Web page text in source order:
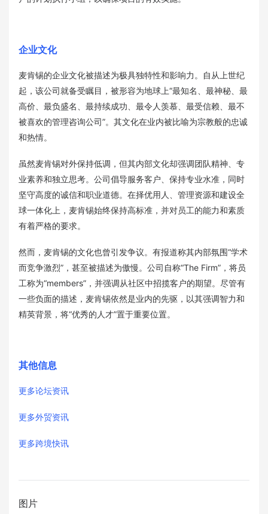
企业文化
麦肯锡的企业文化被描述为极具独特性和影响力。自从上世纪
起，该公司就备受瞩目，被形容为地球上“最知名、最神秘、最
高价、最负盛名、最持续成功、最令人羡慕、最受信赖、最不
被喜欢的管理咨询公司”。其文化在业内被比喻为宗教般的忠诚
和热情。
虽然麦肯锡对外保持低调，但其内部文化却强调团队精神、专
业素养和独立思考。公司倡导服务客户、保持专业水准，同时
坚守高度的诚信和职业道德。在择优用人、管理资源和建设全
球一体化上，麦肯锡始终保持高标准，并对员工的能力和素质
有着严格的要求。
然而，麦肯锡的文化也曾引发争议。有报道称其内部氛围“学术
而竞争激烈”，甚至被描述为傲慢。公司自称“The Firm”，将员
工称为“members”，并强调从社区中招揽客户的期望。尽管有
一些负面的描述，麦肯锡依然是业内的先驱，以其强调智力和
精英背景，将“优秀的人才”置于重要位置。
其他信息
更多论坛资讯
更多外贸资讯
更多跨境快讯
图片